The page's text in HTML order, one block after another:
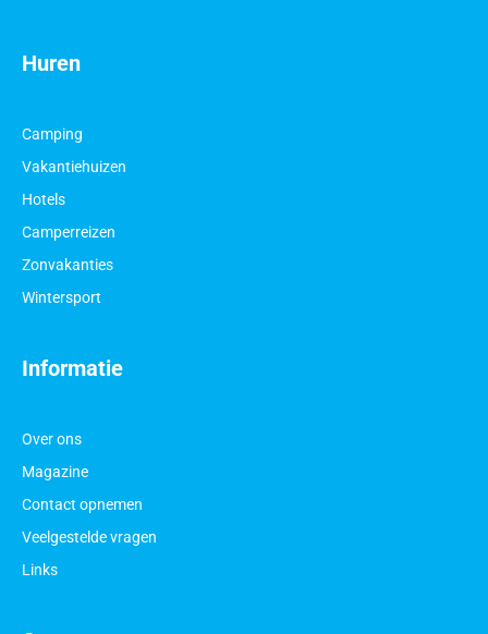
Informatie
Over ons
Magazine
Contact opnemen
Veelgestelde vragen
Links
Huren
Camping
Vakantiehuizen
Hotels
Camperreizen
Zonvakanties
Wintersport